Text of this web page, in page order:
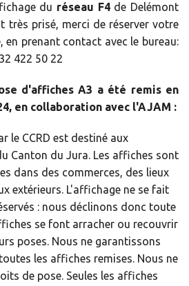
du réseau F4de Delémont
très prisé, merci de réserver votre
en prenant contact avec le bureau:
422 50 22
d'affiches A3 a été remis en
en collaboration avec l'AJAM :
le CCRD est destiné aux
Canton du Jura. Les affiches sont
dans des commerces, des lieux
extérieurs. L'affichage ne se fait
: nous déclinons donc toute
se font arracher ou recouvrir
poses. Nous ne garantissons
les affiches remises. Nous ne
de pose. Seules les affiches